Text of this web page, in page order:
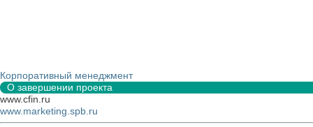
Корпоративный менеджмент
О завершении проекта
www.cfin.ru
www.marketing.spb.ru